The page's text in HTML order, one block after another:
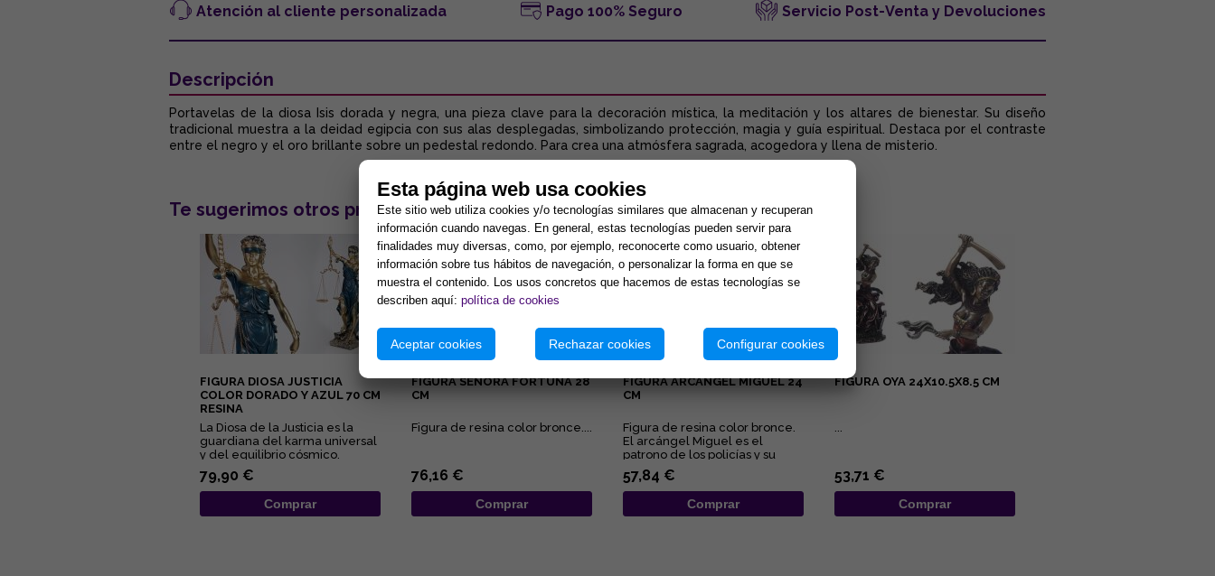
Atención al cliente personalizada Pago 100% Seguro Servicio Post-Venta y Devoluciones
Descripción
Portavelas de la diosa Isis dorada y negra, una pieza clave para la decoración mística, la meditación y los altares de bienestar. Su diseño
tradicional muestra a la deidad egipcia con sus alas desplegadas, simbolizando protección, magia y guía espiritual. Destaca por el contraste
entre el negro y el oro brillante sobre un pedestal redondo. Para crea una atmósfera sagrada, acogedora y llena de misterio.
Te sugerimos otros productos:
FIGURA DIOSA JUSTICIA
COLOR DORADO Y AZUL 70 CM
RESINA
La Diosa de la Justicia es la
guardiana del karma universal
y del equilibrio cósmico.
Representa la ley Divina...
79,90 €
Comprar
FIGURA SEÑORA FORTUNA 28
CM
Figura de resina color bronce....
76,16 €
Comprar
FIGURA ARCANGEL MIGUEL 24
CM
Figura de resina color bronce.
El arcángel Miguel es el
patrono de los policías y su
insignia es el valor, la ...
57,84 €
Comprar
FIGURA OYA 24X10.5X8.5 CM
...
53,71 €
Comprar
Esta página web usa cookies
Este sitio web utiliza cookies y/o tecnologías similares que almacenan y recuperan
información cuando navegas. En general, estas tecnologías pueden servir para
finalidades muy diversas, como, por ejemplo, reconocerte como usuario, obtener
información sobre tus hábitos de navegación, o personalizar la forma en que se
muestra el contenido. Los usos concretos que hacemos de estas tecnologías se
describen aquí: política de cookies
Aceptar cookies Rechazar cookies Configurar cookies